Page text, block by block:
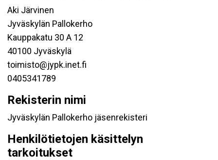
Aki Järvinen
Jyväskylän Pallokerho
Kauppakatu 30 A 12
40100 Jyväskylä
toimisto@jypk.inet.fi
0405341789
Rekisterin nimi
Jyväskylän Pallokerho jäsenrekisteri
Henkilötietojen käsittelyn
tarkoitukset